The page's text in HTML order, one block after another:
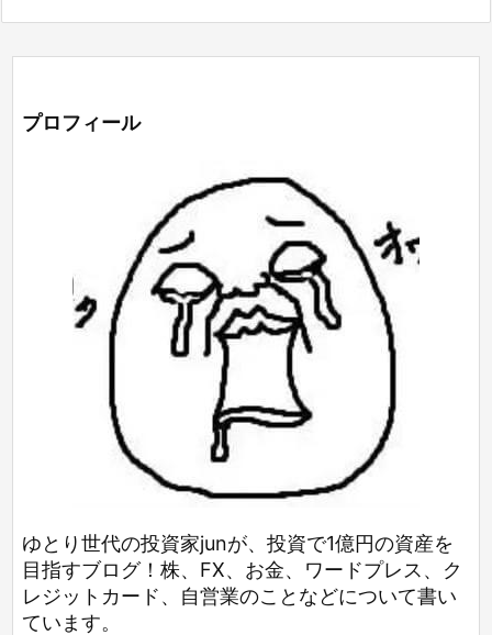
プロフィール
ゆとり世代の投資家junが、投資で1億円の資産を
目指すブログ！株、FX、お金、ワードプレス、ク
レジットカード、自営業のことなどについて書い
ています。